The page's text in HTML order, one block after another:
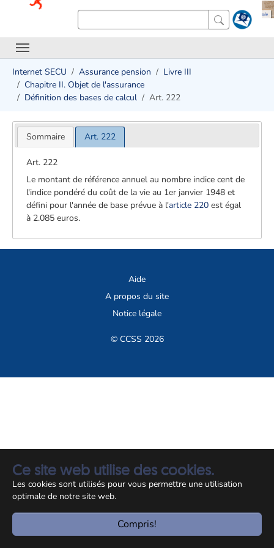
Ce site web utilise des cookies.
Les cookies sont utilisés pour vous permettre une utilisation
optimale de notre site web.
Compris!
Internet SECU Assurance pension
Livre III
Chapitre II. Objet de l'assurance
Définition des bases de calcul
Art. 222
Sommaire Art. 222
Art. 222
Le montant de référence annuel au nombre indice cent de
l'indice pondéré du coût de la vie au 1er janvier 1948 et
défini pour l'année de base prévue à l'article 220 est égal
à 2.085 euros.
Aide
A propos du site
Notice légale
© CCSS 2026